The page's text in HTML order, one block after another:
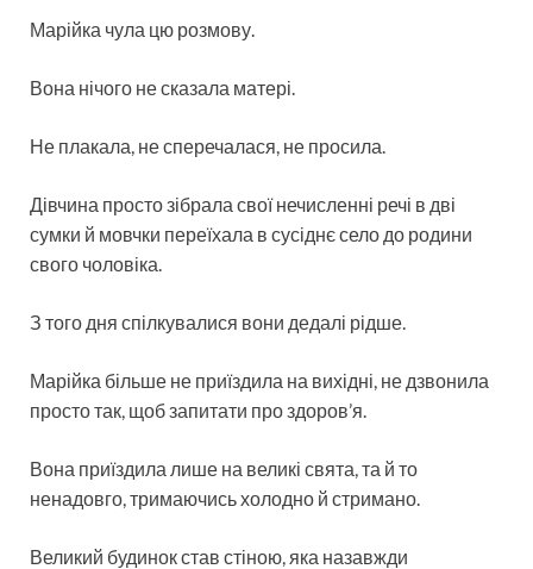
Марійка чула цю розмову.
Вона нічого не сказала матері.
Не плакала, не сперечалася, не просила.
Дівчина просто зібрала свої нечисленні речі в дві
сумки й мовчки переїхала в сусіднє село до родини
свого чоловіка.
З того дня спілкувалися вони дедалі рідше.
Марійка більше не приїздила на вихідні, не дзвонила
просто так, щоб запитати про здоров’я.
Вона приїздила лише на великі свята, та й то
ненадовго, тримаючись холодно й стримано.
Великий будинок став стіною, яка назавжди